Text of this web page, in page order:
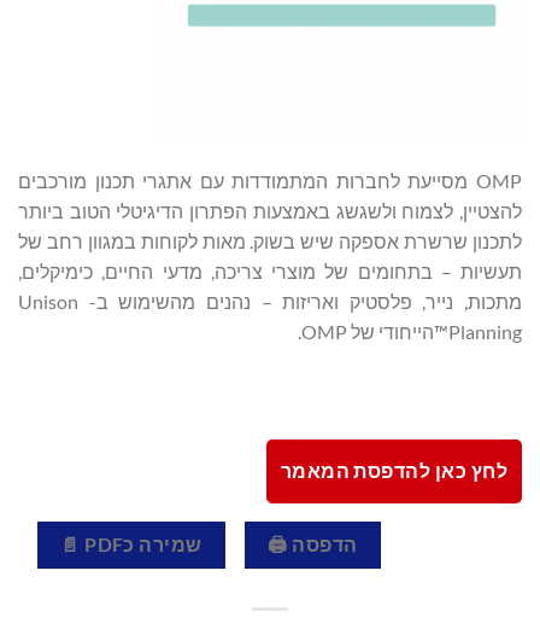
OMP מסייעת לחברות המתמודדות עם אתגרי תכנון מורכבים
להצטיין, לצמוח ולשגשג באמצעות הפתרון הדיגיטלי הטוב ביותר
לתכנון שרשרת אספקה שיש בשוק. מאות לקוחות במגוון רחב של
תעשיות – בתחומים של מוצרי צריכה, מדעי החיים, כימיקלים,
מתכות, נייר, פלסטיק ואריזות – נהנים מהשימוש ב- Unison
Planning™הייחודי של OMP.
לחץ כאן להדפסת המאמר
הדפסה 🖨 שמירה כPDF 📄